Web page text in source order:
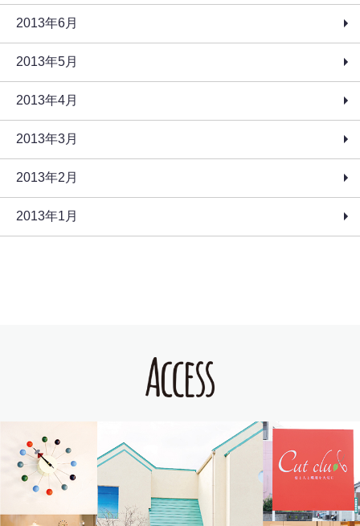
2013年6月
2013年5月
2013年4月
2013年3月
2013年2月
2013年1月